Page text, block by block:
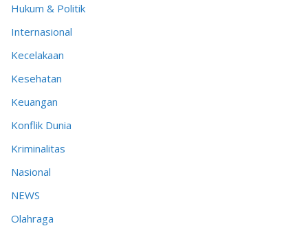
Hukum & Politik
Internasional
Kecelakaan
Kesehatan
Keuangan
Konflik Dunia
Kriminalitas
Nasional
NEWS
Olahraga